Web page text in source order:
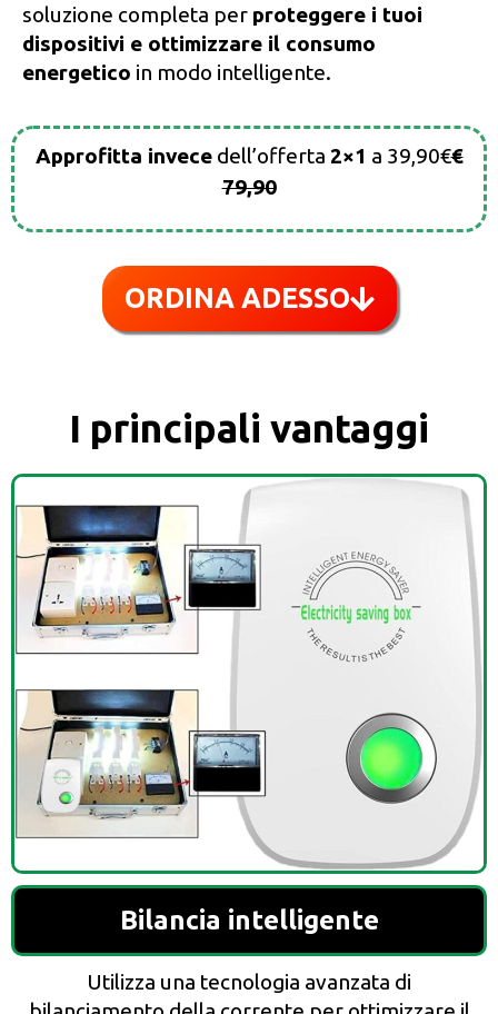
soluzione completa per proteggere i tuoi
dispositivi e ottimizzare il consumo
energetico in modo intelligente.
Approfitta invecedell’offerta 2×1 a 39,90€€
79,90
ORDINA ADESSO
I principali vantaggi
Bilancia intelligente
Utilizza una tecnologia avanzata di